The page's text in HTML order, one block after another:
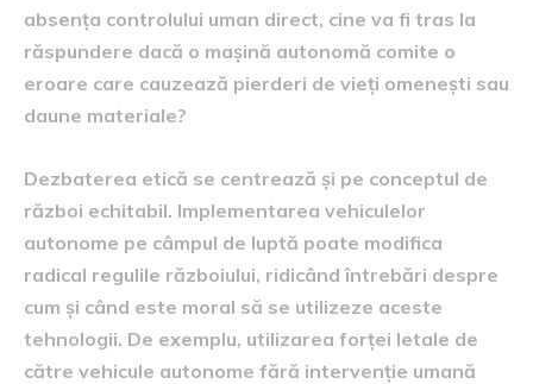
absența controlului uman direct, cine va fi tras la
răspundere dacă o mașină autonomă comite o
eroare care cauzează pierderi de vieți omenești sau
daune materiale?
Dezbaterea etică se centrează și pe conceptul de
război echitabil. Implementarea vehiculelor
autonome pe câmpul de luptă poate modifica
radical regulile războiului, ridicând întrebări despre
cum și când este moral să se utilizeze aceste
tehnologii. De exemplu, utilizarea forței letale de
către vehicule autonome fără intervenție umană